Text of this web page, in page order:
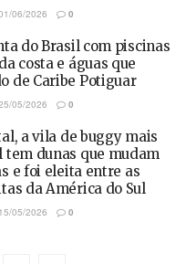
06/2026 0
do Brasil com piscinas
costa e águas que
de Caribe Potiguar
05/2026 0
a vila de buggy mais
tem dunas que mudam
e foi eleita entre as
da América do Sul
15/05/2026 0